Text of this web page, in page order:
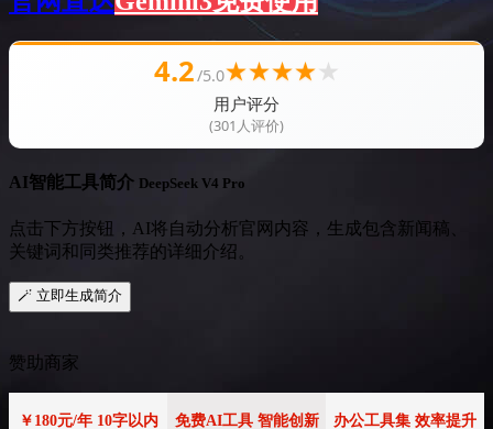
4.2/5.0★★★★★
用户评分
(301人评价)
AI智能工具简介 DeepSeek V4 Pro
点击下方按钮，AI将自动分析官网内容，生成包含新闻稿、
关键词和同类推荐的详细介绍。
🪄 立即生成简介
赞助商家
￥180元/年 10字以内 免费AI工具 智能创新 办公工具集 效率提升